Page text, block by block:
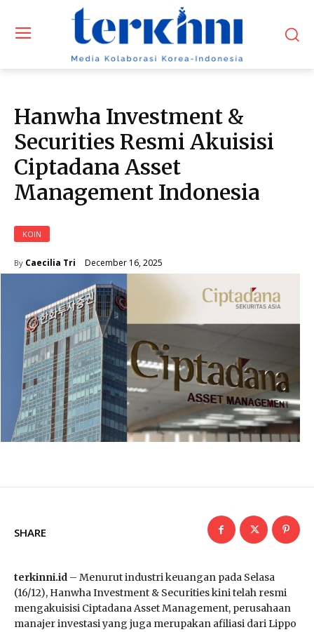
Hanwha Investment &
Securities Resmi Akuisisi
Ciptadana Asset
Management Indonesia
KOIN
By Caecilia Tri December 16, 2025
SHARE
terkinni.id – Menurut industri keuangan pada Selasa
(16/12), Hanwha Investment & Securities kini telah resmi
mengakuisisi Ciptadana Asset Management, perusahaan
manajer investasi yang juga merupakan afiliasi dari Lippo